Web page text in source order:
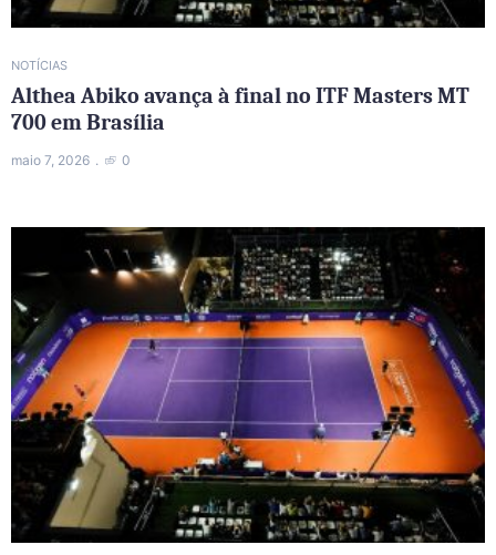
NOTÍCIAS
Althea Abiko avança à final no ITF Masters MT
700 em Brasília
maio 7, 2026 0